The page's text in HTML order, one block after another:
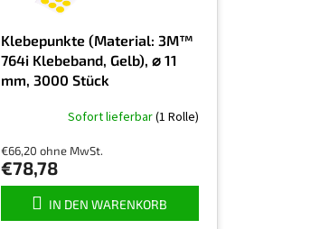
Klebepunkte (Material: 3M™
764i Klebeband, Gelb), ⌀ 11
mm, 3000 Stück
Sofort lieferbar(1 Rolle)
€66,20 ohne MwSt.
€78,78
IN DEN WARENKORB